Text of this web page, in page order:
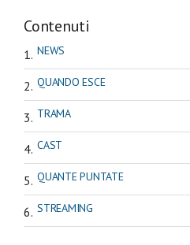
Contenuti
NEWS
QUANDO ESCE
TRAMA
CAST
QUANTE PUNTATE
STREAMING